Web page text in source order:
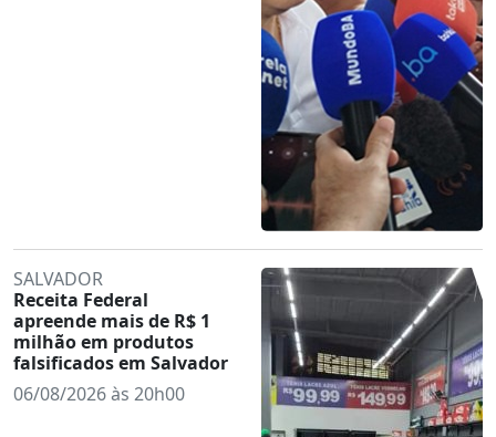
SALVADOR
Receita Federal
apreende mais de R$ 1
milhão em produtos
falsificados em Salvador
06/08/2026 às 20h00